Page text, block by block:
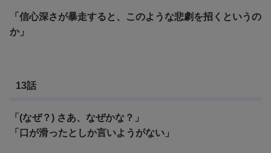
「信心深さが暴走すると、このような悲劇を招くというの
か」
13話
「(なぜ？) さあ、なぜかな？」
「口が滑ったとしか言いようがない」